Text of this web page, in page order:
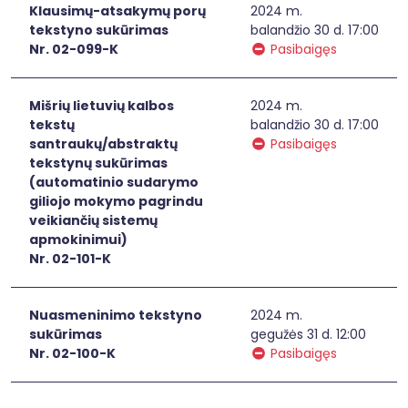
Klausimų-atsakymų porų
tekstyno sukūrimas
Nr. 02-099-K
2024 m.
balandžio 30 d. 17:00
Pasibaigęs
Mišrių lietuvių kalbos
tekstų
santraukų/abstraktų
tekstynų sukūrimas
(automatinio sudarymo
giliojo mokymo pagrindu
veikiančių sistemų
apmokinimui)
Nr. 02-101-K
2024 m.
balandžio 30 d. 17:00
Pasibaigęs
Nuasmeninimo tekstyno
sukūrimas
Nr. 02-100-K
2024 m.
gegužės 31 d. 12:00
Pasibaigęs